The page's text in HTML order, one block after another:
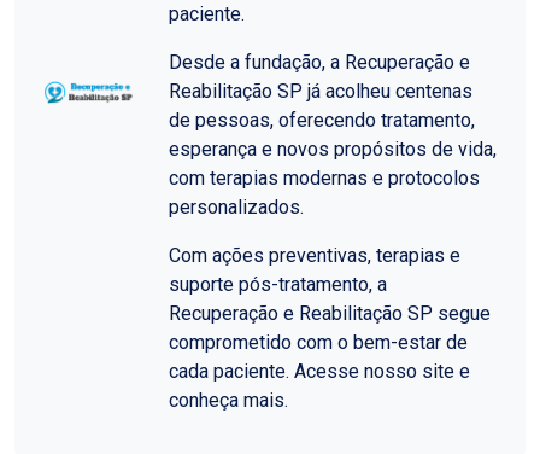
paciente.
Desde a fundação, a Recuperação e
Reabilitação SP já acolheu centenas
de pessoas, oferecendo tratamento,
esperança e novos propósitos de vida,
com terapias modernas e protocolos
personalizados.
Com ações preventivas, terapias e
suporte pós-tratamento, a
Recuperação e Reabilitação SP segue
comprometido com o bem-estar de
cada paciente. Acesse nosso site e
conheça mais.